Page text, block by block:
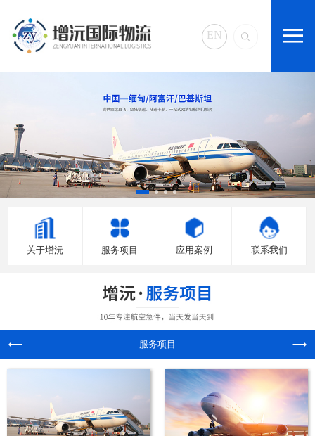
EN
关于增沅 服务项目 应用案例 联系我们
服务项目